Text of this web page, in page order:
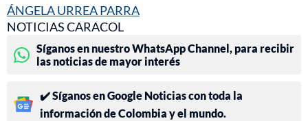
ÁNGELA URREA PARRA
NOTICIAS CARACOL
Síganos en nuestro WhatsApp Channel, para recibir
las noticias de mayor interés
✔️ Síganos en Google Noticias con toda la
información de Colombia y el mundo.